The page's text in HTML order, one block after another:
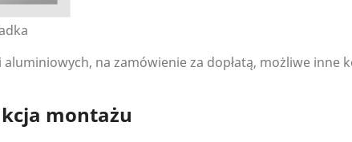
na zamówienie za dopłatą, możliwe inne
montażu